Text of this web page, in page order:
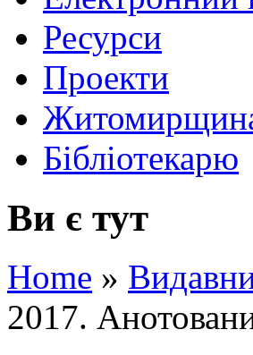
Ресурси
Проекти
Бібліотекарю
Ви є тут
Home »
2017.